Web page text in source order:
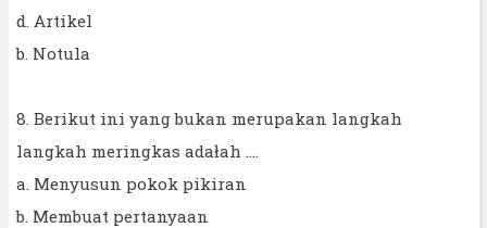
d. Artikel
b. Notula
8. Berikut ini yang bukan merupakan langkah
langkah meringkas adałah ....
a. Menyusun pokok pikiran
b. Membuat pertanyaan